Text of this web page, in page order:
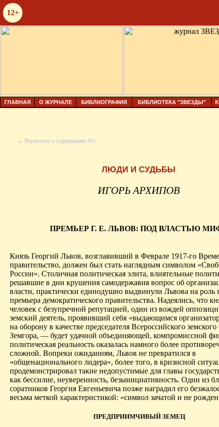
12+
ГЛАВНАЯ О ЖУРНАЛЕ БИБЛИОГРАФИЯ БИБЛИОТЕКА "ЗВЕЗДЫ"
← Вернуться к содержанию №1
ЛЮДИ И СУДЬБЫ
ИГОРЬ АРХИПОВ
ПРЕМЬЕР Г. Е. ЛЬВОВ: ПОД ВЛАСТЬЮ
Князь Георгий Львов, возглавивший в Феврале 1917-го
правительство, должен был стать наглядным символом
России». Столичная политическая элита, влиятельные
решавшие в дни крушения самодержавия вопрос об
власти, практически единодушно выдвинули Львова на роль
премьера демократического правительства. Надеялись, что
человек с безупречной репутацией, один из вождей
земский деятель, проявивший себя «выдающимся
на оборону в качестве председателя Всероссийского
Земгора, — будет удачной объединяющей, компромиссной
политическая реальность оказалась намного более
сложной. Вопреки ожиданиям, Львов не превратился в
«общенационального лидера», более того, в кризисной
продемонстрировал такие недопустимые для главы
как бессилие, неуверенность, безынициативность. Один из
соратников Георгия Евгеньевича позже наградил его
весьма меткой характеристикой: «символ зачатой и не
ПРЕДПРИИМЧИВЫЙ ЗЕМЕЦ